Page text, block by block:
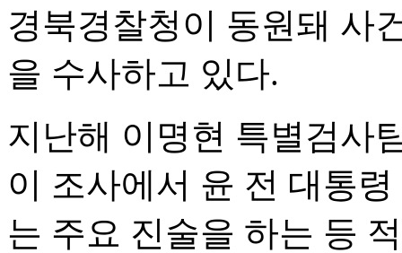
경북경찰청이 동원돼 사
을 수사하고 있다.
지난해 이명현 특별검사
이 조사에서 윤 전 대통
는 주요 진술을 하는 등